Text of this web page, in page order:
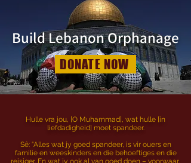
Build Lebanon Orphanage
DONATE NOW
Hulle vra jou, [O Muhammad], wat hulle [in
liefdadigheid] moet spandeer.
Sê: “Alles wat jy goed spandeer, is vir ouers en
familie en weeskinders en die behoeftiges en die
reisiger. En wat jy ook al van goed doen – voorwaar,